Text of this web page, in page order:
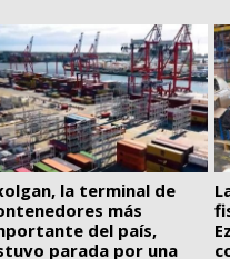
la terminal de
más
del país,
parada por una